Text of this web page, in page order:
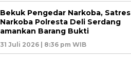
Bekuk Pengedar Narkoba, Satres
Narkoba Polresta Deli Serdang
amankan Barang Bukti
31 Juli 2026 | 8:36 pm WIB